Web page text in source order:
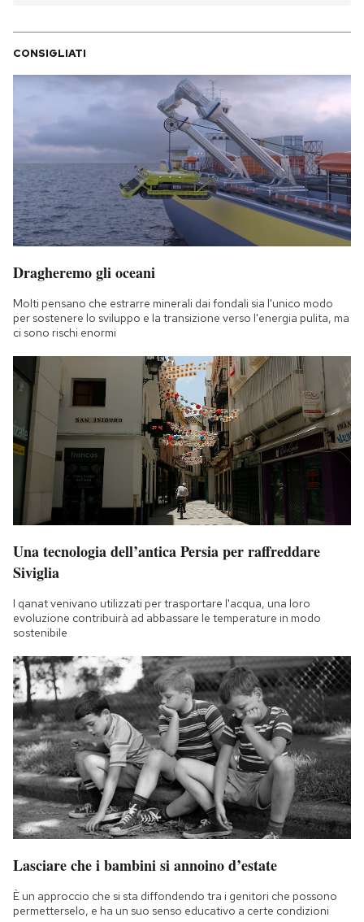
CONSIGLIATI
Dragheremo gli oceani
Molti pensano che estrarre minerali dai fondali sia l'unico modo
per sostenere lo sviluppo e la transizione verso l'energia pulita, ma
ci sono rischi enormi
Una tecnologia dell’antica Persia per raffreddare
Siviglia
I qanat venivano utilizzati per trasportare l'acqua, una loro
evoluzione contribuirà ad abbassare le temperature in modo
sostenibile
Lasciare che i bambini si annoino d’estate
È un approccio che si sta diffondendo tra i genitori che possono
permetterselo, e ha un suo senso educativo a certe condizioni